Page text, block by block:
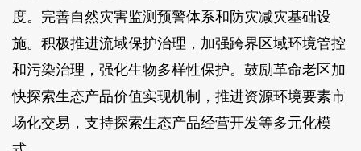
度。完善自然灾害监测预警体系和防灾减灾基础设
施。积极推进流域保护治理，加强跨界区域环境管控
和污染治理，强化生物多样性保护。鼓励革命老区加
快探索生态产品价值实现机制，推进资源环境要素市
场化交易，支持探索生态产品经营开发等多元化模